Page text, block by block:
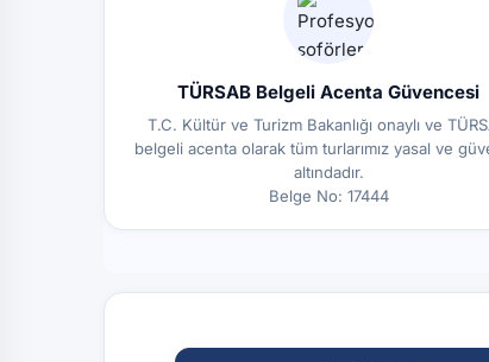
TÜRSAB Belgeli Acenta Güvencesi
T.C. Kültür ve Turizm Bakanlığı onaylı ve
belgeli acenta olarak tüm turlarımız yasal ve
altındadır.
Belge No: 17444